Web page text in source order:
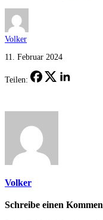
Volker
11. Februar 2024
Teilen:
Volker
Schreibe einen